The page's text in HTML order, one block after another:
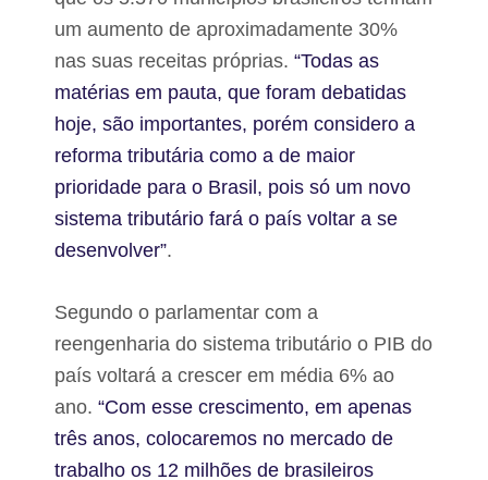
um aumento de aproximadamente 30%
nas suas receitas próprias. “Todas as
matérias em pauta, que foram debatidas
hoje, são importantes, porém considero a
reforma tributária como a de maior
prioridade para o Brasil, pois só um novo
sistema tributário fará o país voltar a se
desenvolver”.
Segundo o parlamentar com a
reengenharia do sistema tributário o PIB do
país voltará a crescer em média 6% ao
ano. “Com esse crescimento, em apenas
três anos, colocaremos no mercado de
trabalho os 12 milhões de brasileiros